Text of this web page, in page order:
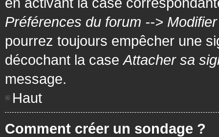
Préférences du forum -->
pourrez toujours empêcher une
décochant la caseAttacher sa
message.
Haut
Comment créer un sondage ?